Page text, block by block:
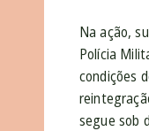
Na ação,
Polícia
condições
segue sob